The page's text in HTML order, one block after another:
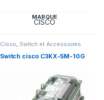
MARQUE
CISCO
Cisco Switch et Accessoires
Cisco
Switch cisco C3KX-SM-10G